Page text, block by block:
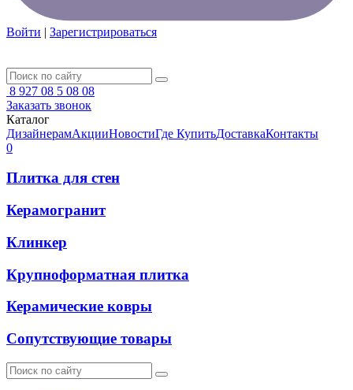
Войти | Зарегистрироваться
8 927 08 5 08 08
Заказать звонок
Каталог
ДизайнерамАкцииНовостиГде КупитьДоставкаКонтакты
0
Плитка для стен
Керамогранит
Клинкер
Крупноформатная плитка
Керамические ковры
Сопутствующие товары